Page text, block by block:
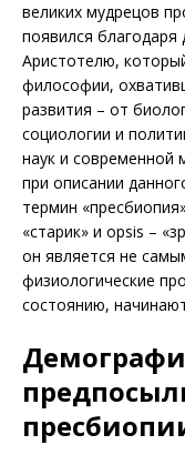
великих мудрецов
появился
Аристотелю,
философии,
развития – от
социологии и
наук и современной
при описании
термин
«старик» и opsis –
он является не
физиологические
состоянию,